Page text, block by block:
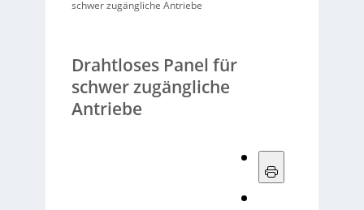
schwer zugängliche Antriebe
Drahtloses Panel für
schwer zugängliche
Antriebe